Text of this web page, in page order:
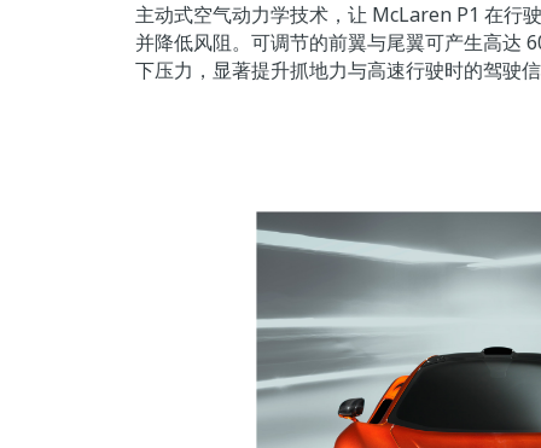
主动式空气动力学技术，让 McLaren P1 在行
并降低风阻。可调节的前翼与尾翼可产生高达
下压力，显著提升抓地力与高速行驶时的驾驶